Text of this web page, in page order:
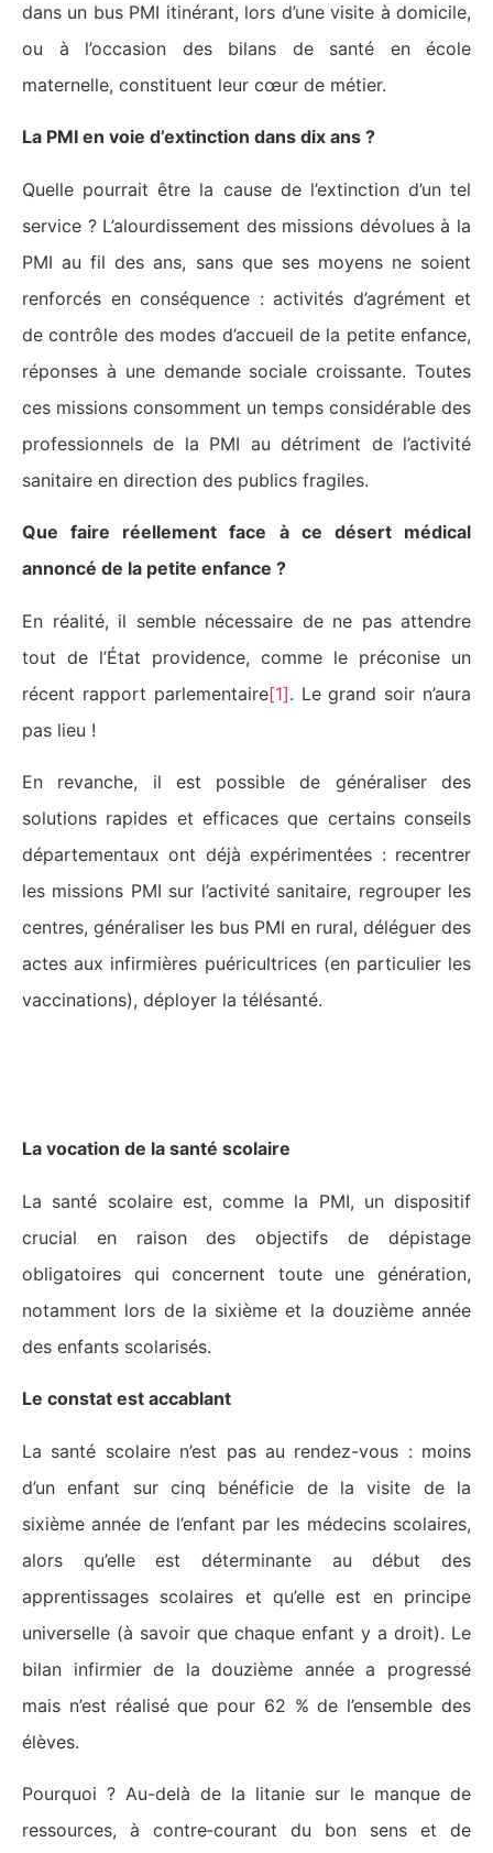
dans un bus PMI itinérant, lors d’une visite à domicile,
ou à l’occasion des bilans de santé en école
maternelle, constituent leur cœur de métier.
La PMI en voie d’extinction dans dix ans ?
Quelle pourrait être la cause de l’extinction d’un tel
service ? L’alourdissement des missions dévolues à la
PMI au fil des ans, sans que ses moyens ne soient
renforcés en conséquence : activités d’agrément et
de contrôle des modes d’accueil de la petite enfance,
réponses à une demande sociale croissante. Toutes
ces missions consomment un temps considérable des
professionnels de la PMI au détriment de l’activité
sanitaire en direction des publics fragiles.
Que faire réellement face à ce désert médical
annoncé de la petite enfance ?
En réalité, il semble nécessaire de ne pas attendre
tout de l’État providence, comme le préconise un
récent rapport parlementaire[1]. Le grand soir n’aura
pas lieu !
En revanche, il est possible de généraliser des
solutions rapides et efficaces que certains conseils
départementaux ont déjà expérimentées : recentrer
les missions PMI sur l’activité sanitaire, regrouper les
centres, généraliser les bus PMI en rural, déléguer des
actes aux infirmières puéricultrices (en particulier les
vaccinations), déployer la télésanté.
La vocation de la santé scolaire
La santé scolaire est, comme la PMI, un dispositif
crucial en raison des objectifs de dépistage
obligatoires qui concernent toute une génération,
notamment lors de la sixième et la douzième année
des enfants scolarisés.
Le constat est accablant
La santé scolaire n’est pas au rendez-vous : moins
d’un enfant sur cinq bénéficie de la visite de la
sixième année de l’enfant par les médecins scolaires,
alors qu’elle est déterminante au début des
apprentissages scolaires et qu’elle est en principe
universelle (à savoir que chaque enfant y a droit). Le
bilan infirmier de la douzième année a progressé
mais n’est réalisé que pour 62 % de l’ensemble des
élèves.
Pourquoi ? Au-delà de la litanie sur le manque de
ressources, à contre‑courant du bon sens et de